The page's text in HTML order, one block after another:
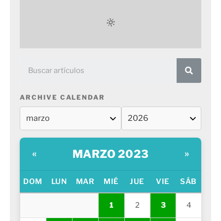
ARCHIVE CALENDAR
« MARZO 2023 »
DOM LUN MAR MIÉ JUE VIE SÁB
1 2 3 4